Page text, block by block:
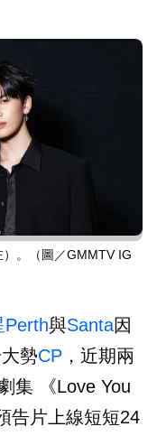
。（圖／GMMTV IG
Perth與Santa因
勢CP ，近期兩
集 《Love You
告片上線短短24